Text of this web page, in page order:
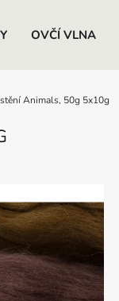
OVČÍ VLNA
Animals, 50g 5x10g